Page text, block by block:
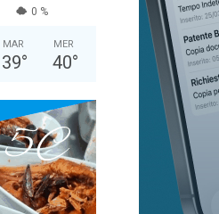
0 %
MAR
39°
MER
40°